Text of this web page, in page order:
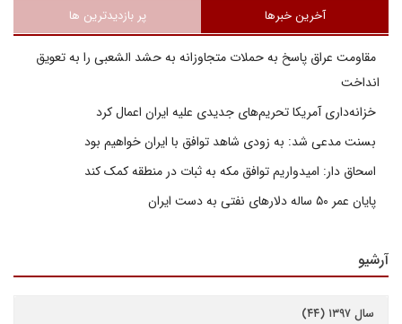
آخرین خبرها پر بازدیدترین ها
مقاومت عراق پاسخ به حملات متجاوزانه به حشد الشعبی را به تعویق
انداخت
خزانه‌داری آمریکا تحریم‌های جدیدی علیه ایران اعمال کرد
بسنت مدعی شد: به زودی شاهد توافق با ایران خواهیم بود
اسحاق دار: امیدواریم توافق مکه به ثبات در منطقه کمک کند
پایان عمر ۵۰ ساله دلارهای نفتی به دست ایران
آرشیو
سال ۱۳۹۷ (۴۴)